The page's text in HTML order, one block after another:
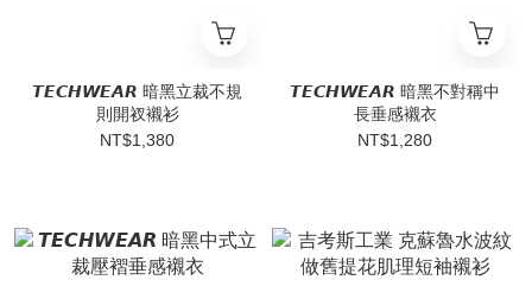
𝙏𝙀𝘾𝙃𝙒𝙀𝘼𝙍 暗黑立裁不規
則開衩襯衫
NT$1,380
𝙏𝙀𝘾𝙃𝙒𝙀𝘼𝙍 暗黑不對稱中
長垂感襯衣
NT$1,280